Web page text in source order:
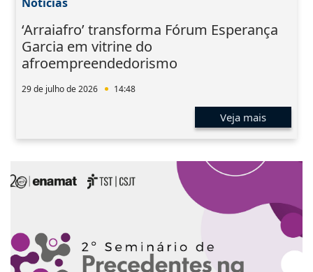
‘Arraiafro’ transforma Fórum Esperança
Garcia em vitrine do
afroempreendedorismo
29 de julho de 2026 14:48
Veja mais